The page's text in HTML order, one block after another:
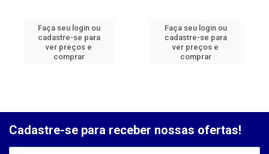
Faça seu login ou
cadastre-se para
ver preços e
comprar
Faça seu login ou
cadastre-se para
ver preços e
comprar
Cadastre-se para receber nossas ofertas!